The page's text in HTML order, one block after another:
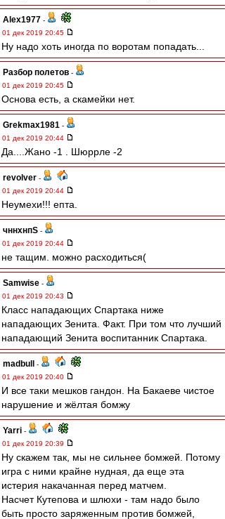
Alex1977 -
01 дек 2019 20:45
Ну надо хоть иногда по воротам попадать...
Разбор полетов -
01 дек 2019 20:45
Основа есть, а скамейки нет.
Grekmax1981 -
01 дек 2019 20:44
Да....Жано -1 . Шюррле -2
revolver -
01 дек 2019 20:44
Неумехи!!! епта.
чннхнпS -
01 дек 2019 20:44
не тащим. можно расходиться(
Samwise -
01 дек 2019 20:43
Класс нападающих Спартака ниже
нападающих Зенита. Факт. При том что лучший
нападающий Зенита воспитанник Спартака.
madbull
-
01 дек 2019 20:40
И все таки мешков гандон. На Бакаеве чистое
нарушение и жёлтая бомжу
Yarri -
01 дек 2019 20:39
Ну скажем так, мы не сильнее бомжей. Потому
игра с ними крайне нудная, да еще эта
истерия накачанная перед матчем.
Насчет Кутепова и шлюхи - там надо было
быть просто заряженным против бомжей,